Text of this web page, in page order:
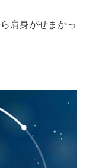
肩身がせまかっ